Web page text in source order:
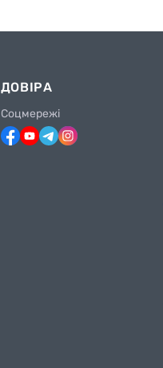
ДОВІРА
Соцмережі